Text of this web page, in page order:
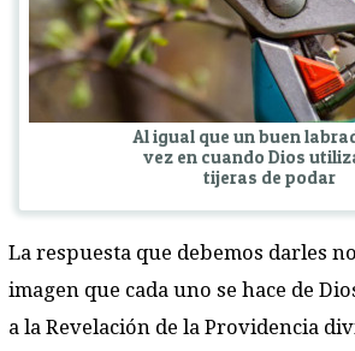
Al igual que un buen
vez en cuando Dios
tijeras de podar
La respuesta que debemos darles
imagen que cada uno se hace de
a la Revelación de la Providencia